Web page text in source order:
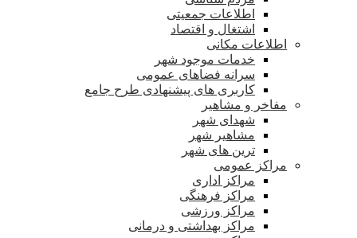
اطلاعات جمعیتی
اشتغال و اقتصاد
اطلاعات مکانی
خدمات موجود شهر
سرانه فضاهای عمومی
کاربری های پیشنهادی طرح جامع
مفاخر و مشاهیر
شهدای شهر
مشاهیر شهر
ترین های شهر
مراکز عمومی
مراکز اداری
مراکز فرهنگی
مراکز ورزشی
مراکز بهداشتی و درمانی